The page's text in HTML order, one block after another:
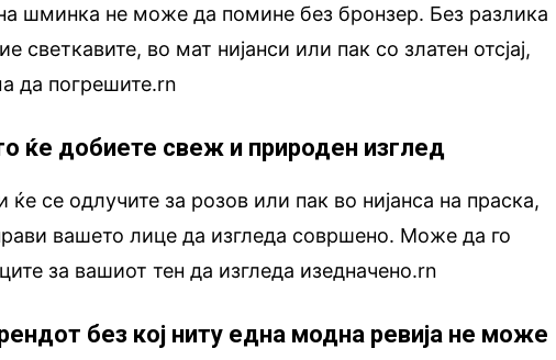
шминка не може да помине без бронзер. Без разлика
светкавите, во мат нијанси или пак со златен отсјај,
да погрешите.rn
ќе добиете свеж и природен изглед
ќе се одлучите за розов или пак во нијанса на праска,
вашето лице да изгледа совршено. Може да го
за вашиот тен да изгледа изедначено.rn
без кој ниту една модна ревија не може